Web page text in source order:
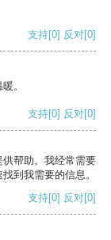
支持[0] 反对[0]
。
支持[0] 反对[0]
帮助。我经常需要
到我需要的信息。
支持[0] 反对[0]